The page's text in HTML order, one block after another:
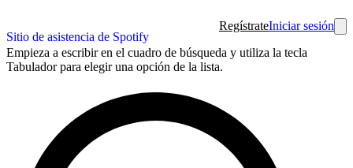
Sitio de asistencia de Spotify
RegístrateIniciar sesión
Empieza a escribir en el cuadro de búsqueda y utiliza la tecla
Tabulador para elegir una opción de la lista.